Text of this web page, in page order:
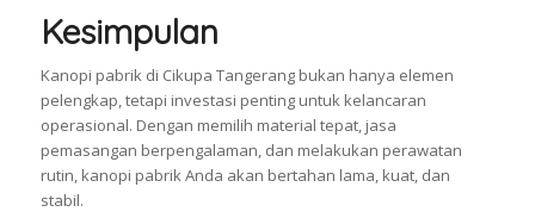
Kesimpulan
Kanopi pabrik di Cikupa Tangerang bukan hanya elemen
pelengkap, tetapi investasi penting untuk kelancaran
operasional. Dengan memilih material tepat, jasa
pemasangan berpengalaman, dan melakukan perawatan
rutin, kanopi pabrik Anda akan bertahan lama, kuat, dan
stabil.